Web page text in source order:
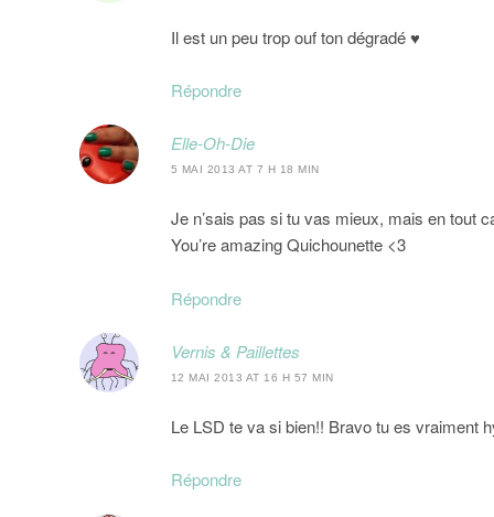
Il est un peu trop ouf ton dégradé ♥
Répondre
Elle-Oh-Die
5 MAI 2013 AT 7 H 18 MIN
Je n’sais pas si tu vas mieux, mais en tout
You’re amazing Quichounette <3
Répondre
Vernis & Paillettes
12 MAI 2013 AT 16 H 57 MIN
Le LSD te va si bien!! Bravo tu es vraiment
Répondre